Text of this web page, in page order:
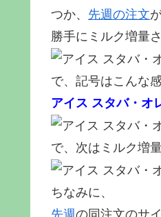
つか、 先週の注文
勝手にミルク増量
で、記号はこんな感
アイス スタバ・オ
で、次はミルク増
ちなみに、